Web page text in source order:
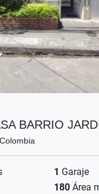
BARRIO
1 Garaje
180 Área